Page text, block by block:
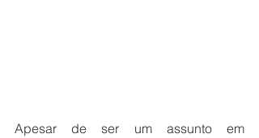
Apesar de ser um assunto em